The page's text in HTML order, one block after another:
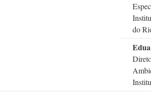
do